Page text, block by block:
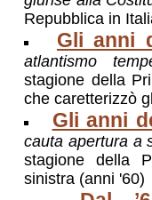
Repubblica in
Gli anni
atlantismo
stagione della
che caretterizzò
Gli anni
cauta apertura a
stagione della
sinistra (anni '60)